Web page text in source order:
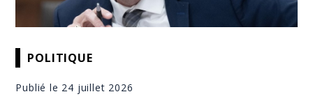
POLITIQUE
Publié le 24 juillet 2026